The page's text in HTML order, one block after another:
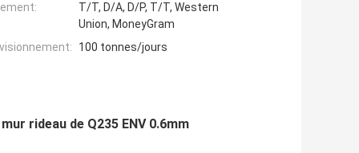
T/T, D/A, D/P, T/T, Western
Union, MoneyGram
100 tonnes/jours
rideau de Q235 ENV 0.6mm